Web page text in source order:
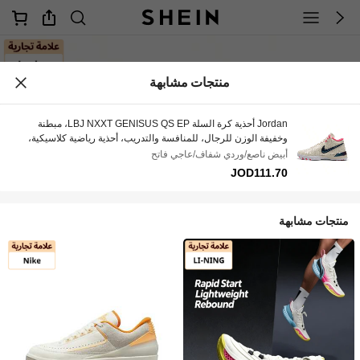
منتجات مشابهة
Jordan أحذية كرة السلة LBJ NXXT GENISUS QS EP، مبطنة
وخفيفة الوزن للرجال، للمنافسة والتدريب، أحذية رياضية كلاسيكية،
IB1271-100
أبيض ناصع/وردي شفاف/عاجي فاتح
JOD111.70
منتجات مشابهة